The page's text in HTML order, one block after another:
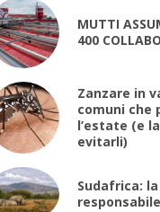
MUTTI
400
Zanzare in
comuni che
l’estate (e
evitarli)
Sudafrica:
responsabile